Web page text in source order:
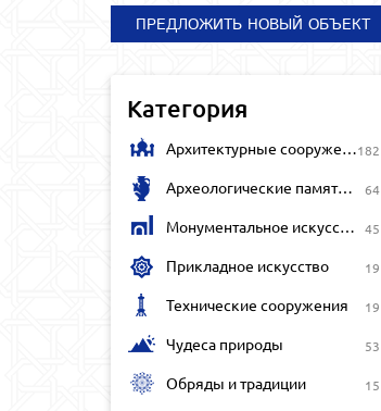
ПРЕДЛОЖИТЬ НОВЫЙ ОБЪЕКТ
Категория
Архитектурные сооружения 182
Археологические памятники 64
Монументальное искусство 45
Прикладное искусство 19
Технические сооружения 19
Чудеса природы 53
Обряды и традиции 15